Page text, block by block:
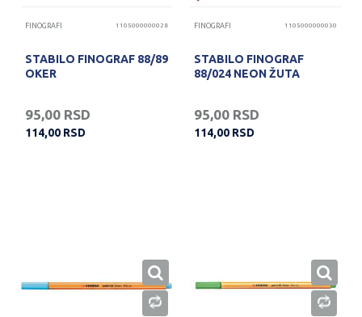
FINOGRAFI 1105000000028
STABILO FINOGRAF 88/89
OKER
95,00 RSD
114,00 RSD
FINOGRAFI 1105000000030
STABILO FINOGRAF
88/024 NEON ŽUTA
95,00 RSD
114,00 RSD